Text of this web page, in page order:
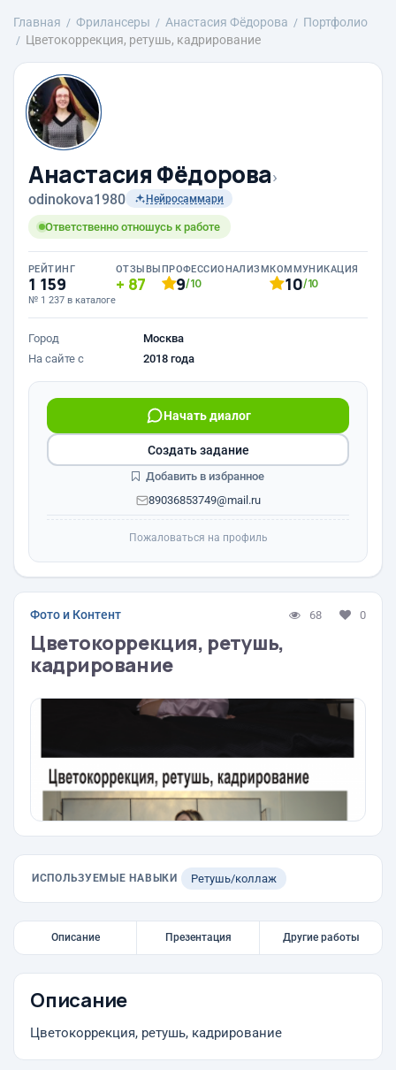
Главная Фрилансеры Анастасия Фёдорова
Портфолио
Цветокоррекция, ретушь, кадрирование
Анастасия Фёдорова›
odinokova1980 Нейросаммари
Ответственно отношусь к работе
РЕЙТИНГ
1 159
№ 1 237 в каталоге
ОТЗЫВЫ
87
ПРОФЕССИОНАЛИЗМ
9/10
КОММУНИКАЦИЯ
10/10
Город
Москва
На сайте с
2018 года
Начать диалог
89036853749@mail.ru
Создать задание
Добавить в избранное
Пожаловаться на профиль
Фото и Контент 68 0
Цветокоррекция, ретушь,
кадрирование
ИСПОЛЬЗУЕМЫЕ НАВЫКИ Ретушь/коллаж
Описание Презентация Другие работы
Описание
Цветокоррекция, ретушь, кадрирование